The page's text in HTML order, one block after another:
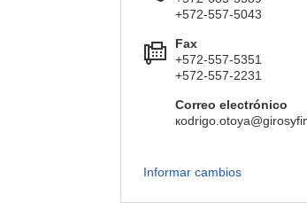
+572-557-5043
Fax
+572-557-5351
+572-557-2231
Correo electrónico
Informar cambios